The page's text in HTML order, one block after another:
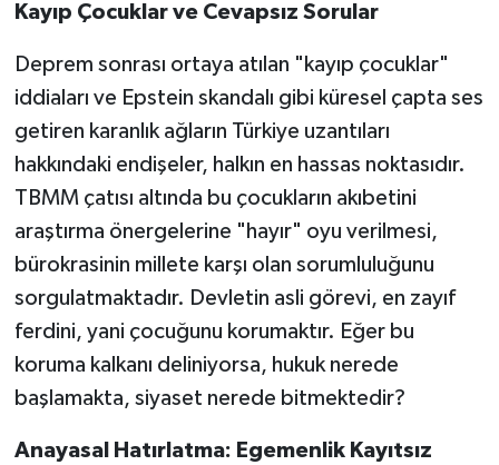
​Kayıp Çocuklar ve Cevapsız Sorular
​Deprem sonrası ortaya atılan "kayıp çocuklar"
iddiaları ve Epstein skandalı gibi küresel çapta ses
getiren karanlık ağların Türkiye uzantıları
hakkındaki endişeler, halkın en hassas noktasıdır.
TBMM çatısı altında bu çocukların akıbetini
araştırma önergelerine "hayır" oyu verilmesi,
bürokrasinin millete karşı olan sorumluluğunu
sorgulatmaktadır. Devletin asli görevi, en zayıf
ferdini, yani çocuğunu korumaktır. Eğer bu
koruma kalkanı deliniyorsa, hukuk nerede
başlamakta, siyaset nerede bitmektedir?
​Anayasal Hatırlatma: Egemenlik Kayıtsız